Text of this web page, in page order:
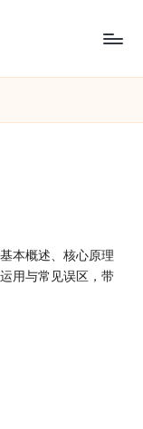
本概述、核心原理
用与常见误区，带